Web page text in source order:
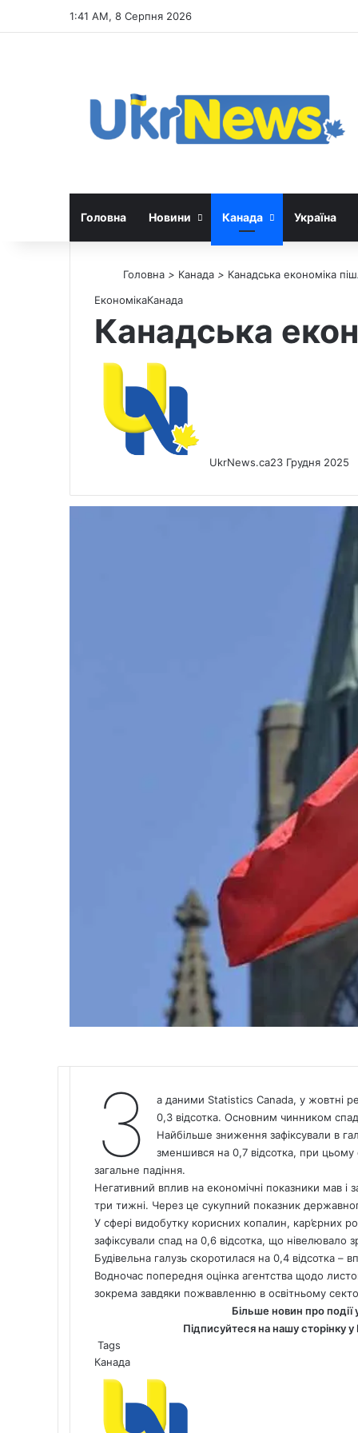
1:41 AM, 8 Серпня 2026
Головна Новини Канада Україна
Головна > Канада > Канадська економіка
ЕкономікаКанада
Канадська
UkrNews.ca23 Грудня 2025
З а даними Statistics Canada, у жовтні
0,3 відсотка. Основним чинником
Найбільше зниження зафіксували в
зменшився на 0,7 відсотка, при
загальне падіння.
Негативний вплив на економічні показники мав і
три тижні. Через це сукупний показник
У сфері видобутку корисних копалин, кар’єрних
зафіксували спад на 0,6 відсотка, що нівелювало
Будівельна галузь скоротилася на 0,4 відсотка –
Водночас попередня оцінка агентства щодо
зокрема завдяки пожвавленню в освітньому
Більше новин про події
Підписуйтеся на нашу сторінку у
Tags
Канада